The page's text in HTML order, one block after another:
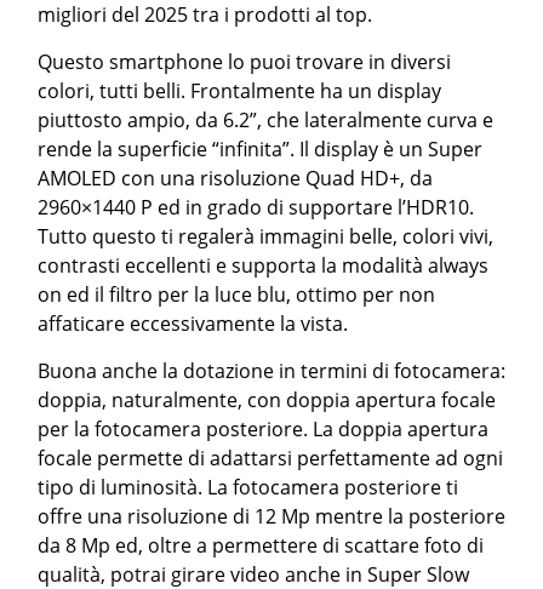
migliori del 2025 tra i prodotti al top.
Questo smartphone lo puoi trovare in diversi
colori, tutti belli. Frontalmente ha un display
piuttosto ampio, da 6.2”, che lateralmente curva e
rende la superficie “infinita”. Il display è un Super
AMOLED con una risoluzione Quad HD+, da
2960×1440 P ed in grado di supportare l’HDR10.
Tutto questo ti regalerà immagini belle, colori vivi,
contrasti eccellenti e supporta la modalità always
on ed il filtro per la luce blu, ottimo per non
affaticare eccessivamente la vista.
Buona anche la dotazione in termini di fotocamera:
doppia, naturalmente, con doppia apertura focale
per la fotocamera posteriore. La doppia apertura
focale permette di adattarsi perfettamente ad ogni
tipo di luminosità. La fotocamera posteriore ti
offre una risoluzione di 12 Mp mentre la posteriore
da 8 Mp ed, oltre a permettere di scattare foto di
qualità, potrai girare video anche in Super Slow